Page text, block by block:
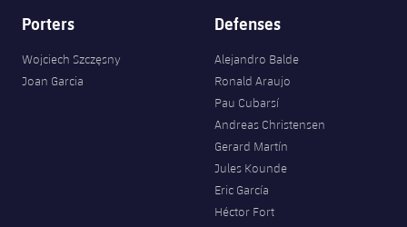
Porters
Wojciech Szczęsny
Joan Garcia
Defenses
Alejandro Balde
Ronald Araujo
Pau Cubarsí
Andreas Christensen
Gerard Martín
Jules Kounde
Eric García
Héctor Fort